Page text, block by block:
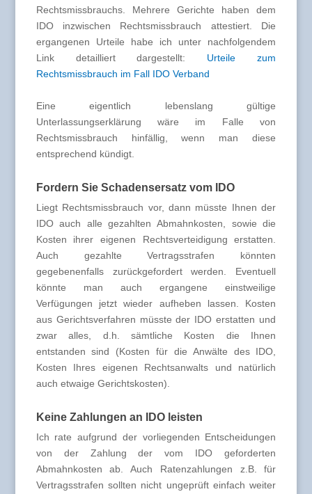
Rechtsmissbrauchs. Mehrere Gerichte haben dem
IDO inzwischen Rechtsmissbrauch attestiert. Die
ergangenen Urteile habe ich unter nachfolgendem
Link detailliert dargestellt: Urteile zum
Rechtsmissbrauch im Fall IDO Verband
Eine eigentlich lebenslang gültige
Unterlassungserklärung wäre im Falle von
Rechtsmissbrauch hinfällig, wenn man diese
entsprechend kündigt.
Fordern Sie Schadensersatz vom IDO
Liegt Rechtsmissbrauch vor, dann müsste Ihnen der
IDO auch alle gezahlten Abmahnkosten, sowie die
Kosten ihrer eigenen Rechtsverteidigung erstatten.
Auch gezahlte Vertragsstrafen könnten
gegebenenfalls zurückgefordert werden. Eventuell
könnte man auch ergangene einstweilige
Verfügungen jetzt wieder aufheben lassen. Kosten
aus Gerichtsverfahren müsste der IDO erstatten und
zwar alles, d.h. sämtliche Kosten die Ihnen
entstanden sind (Kosten für die Anwälte des IDO,
Kosten Ihres eigenen Rechtsanwalts und natürlich
auch etwaige Gerichtskosten).
Keine Zahlungen an IDO leisten
Ich rate aufgrund der vorliegenden Entscheidungen
von der Zahlung der vom IDO geforderten
Abmahnkosten ab. Auch Ratenzahlungen z.B. für
Vertragsstrafen sollten nicht ungeprüft einfach weiter